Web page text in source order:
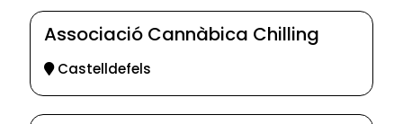
Associació Cannàbica Chilling
Castelldefels